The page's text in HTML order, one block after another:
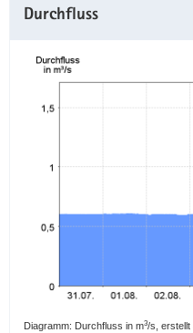
Durchfluss
Diagramm: Durchfluss in m3/s, erstellt